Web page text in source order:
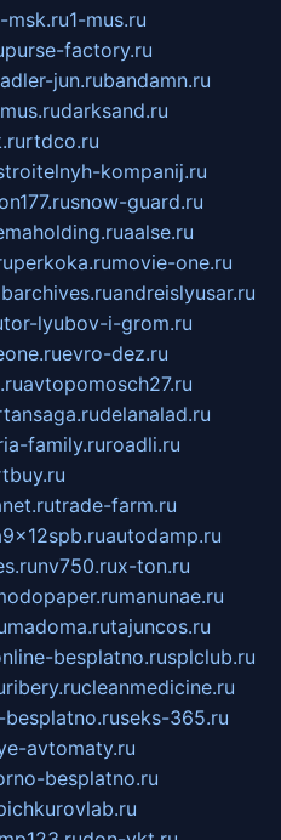
msk.ru1-mus.ru
purse-factory.ru
adler-jun.rubandamn.ru
darksand.ru
rtdco.ru
kompanij.ru
snow-guard.ru
aalse.ru
perkoka.rumovie-one.ru
andreislyusar.ru
tor-lyubov-i-grom.ru
evro-dez.ru
avtopomosch27.ru
delanalad.ru
family.ruroadli.ru
trade-farm.ru
autodamp.ru
nv750.rux-ton.ru
manunae.ru
madoma.rutajuncos.ru
besplatno.rusplclub.ru
ribery.rucleanmedicine.ru
seks-365.ru
avtomaty.ru
besplatno.ru